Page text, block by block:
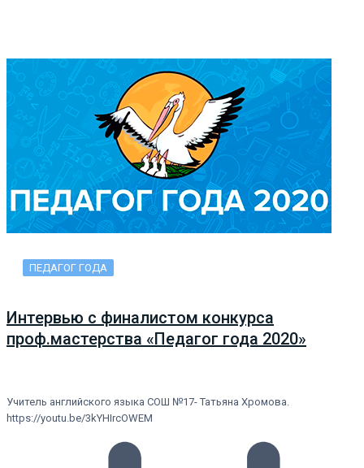
ПЕДАГОГ ГОДА
Интервью с финалистом конкурса
проф.мастерства «Педагог года 2020»
Учитель английского языка СОШ №17- Татьяна Хромова.
https://youtu.be/3kYHIrcOWEM